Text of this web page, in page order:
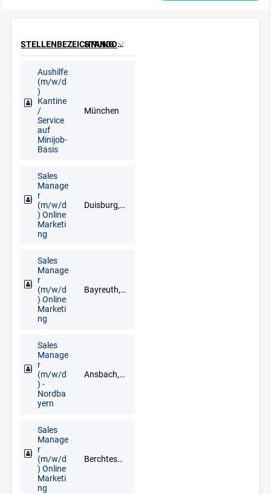
STELLENBEZEICHNUNG STANDORT
Aushilfe
(m/w/d
)
Kantine
/
Service
auf
Minijob-
Basis
München
Sales
Manage
r
(m/w/d
) Online
Marketi
ng
Duisburg, Düsseldorf, Erkelenz, Kleve, Krefeld, Langenfeld, Mönchengladbach, Mülheim an der Ruhr, Wesel, Wuppertal
Sales
Manage
r
(m/w/d
) Online
Marketi
ng
Bayreuth, Deggendorf, Dresden, Düsseldorf, Erfurt, Frankfurt am Main, Freiburg im Breisgau, Fuldabrück, Leipzig, München, Nürnberg, Regensburg, Stuttgart, Würzburg
Sales
Manage
r
(m/w/d
) -
Nordba
yern
Ansbach, Aschaffenburg, Bamberg, Bayreuth, Coburg, Hof, Nürnberg, Regensburg, Schweinfurt, Würzburg
Sales
Manage
r
(m/w/d
) Online
Marketi
ng
Berchtesgaden, Eichstätt, Garmisch-Partenkirchen, Ingolstadt, München, Rosenheim, Traunstein, Weilheim in Oberbayern